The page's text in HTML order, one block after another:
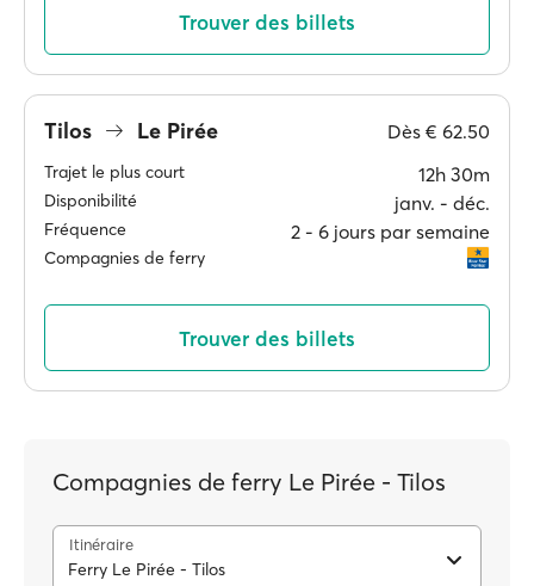
Trouver des billets
Tilos Le Pirée Dès € 62.50
Trajet le plus court 12h 30m
Disponibilité janv. ‐ déc.
Fréquence 2 ‐ 6 jours par semaine
Compagnies de ferry
Trouver des billets
Compagnies de ferry Le Pirée - Tilos
Itinéraire
Ferry Le Pirée - Tilos